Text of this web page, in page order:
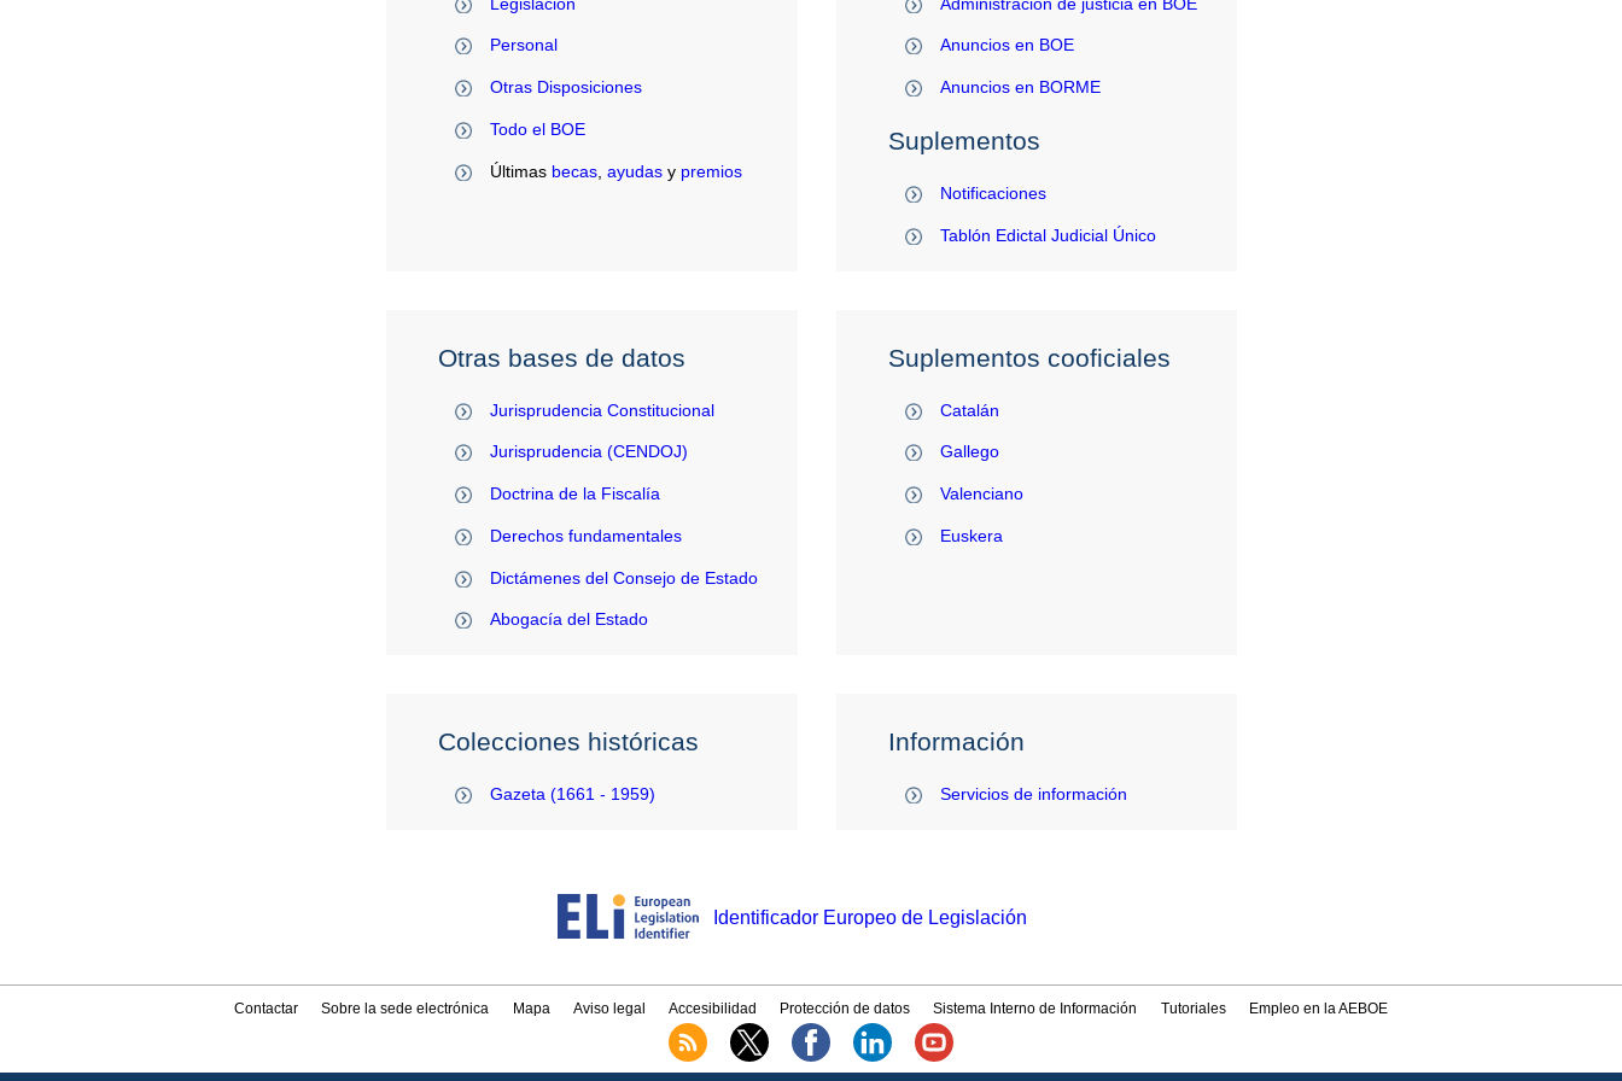
Personal
Otras Disposiciones
Todo el BOE
Últimas becas, ayudasy premios
Anuncios en BOE
Anuncios en BORME
Suplementos
Notificaciones
Tablón Edictal Judicial Único
Otras bases de datos
Jurisprudencia Constitucional
Jurisprudencia (CENDOJ)
Doctrina de la Fiscalía
Derechos fundamentales
Dictámenes del Consejo de Estado
Abogacía del Estado
Suplementos cooficiales
Catalán
Gallego
Valenciano
Euskera
Colecciones históricas
Gazeta (1661 - 1959)
Información
Servicios de información
Identificador Europeo de Legislación
Contactar Sobre la sede electrónica Mapa Aviso legal Accesibilidad Protección de datos Sistema Interno de Información Tutoriales Empleo en la AEBOE